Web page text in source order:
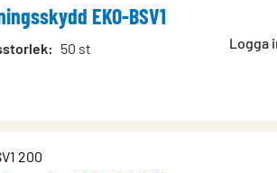
EKO-BSV1
: 50 st Logga
200